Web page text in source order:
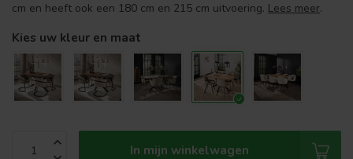
cm en heeft ook een 180 cm en 215 cm uitvoering. Lees meer.
Kies uw kleur en maat
In mijn winkelwagen